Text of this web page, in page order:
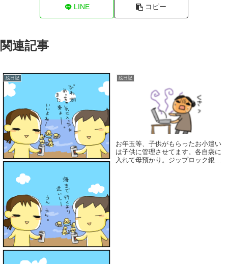
LINE コピー
関連記事
絵日記 絵日記
お年玉等、子供がもらったお小遣い
は子供に管理させてます。各自袋に
入れて母預かり。ジップロック銀